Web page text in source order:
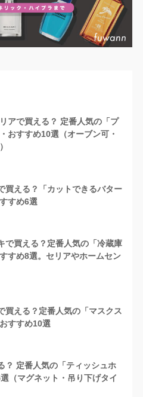
アで買える？ 定番人気の「プ
おすすめ10選（オーブン可・
買える？「カットできるバター
すめ6選
で買える？定番人気の「冷蔵庫
すめ8選。セリアやホームセン
買える？定番人気の「マスクス
すすめ10選
？ 定番人気の「ティッシュホ
（マグネット・吊り下げタイ